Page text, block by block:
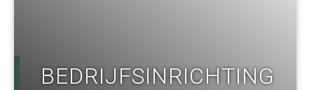
BEDRIJFSINRICHTING